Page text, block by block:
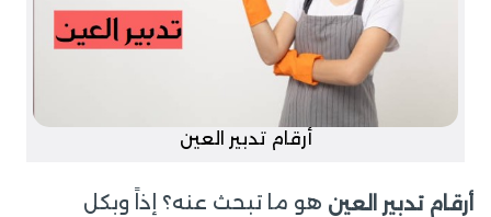
أرقام تدبير العين
أرقام تدبير العين هو ما تبحث عنه؟ إذاً وبكل